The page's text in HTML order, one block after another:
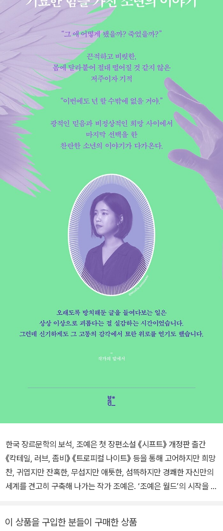
한국 장르문학의 보석, 조예은 첫 장편소설 《시프트》 개정판 출간
《칵테일, 러브, 좀비》 《트로피컬 나이트》 등을 통해 고어하지만 희망
찬, 귀엽지만 잔혹한, 무섭지만 애틋한, 섬뜩하지만 경쾌한 자신만의
세계를 견고히 구축해 나가는 작가 조예은. ‘조예은 월드’의 시작을 알
기는 기이한 능력이라는 독특한 소재를 조예은 특유의 흡입력 있는
이 상품을 구입한 분들이 구매한 상품